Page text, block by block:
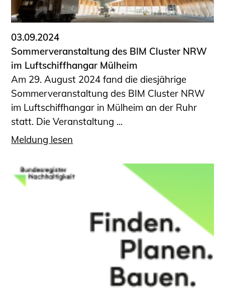
Wissenswertes für Studierende
BLING.BLING.
Kammer Newsletter
Presse
Kontakt und Anfahrt
Impressum
03.09.2024
Sommerveranstaltung des BIM Cluster NRW
im Luftschiffhangar Mülheim
Am 29. August 2024 fand die diesjährige
Sommerveranstaltung des BIM Cluster NRW
im Luftschiffhangar in Mülheim an der Ruhr
statt. Die Veranstaltung ...
Meldung lesen